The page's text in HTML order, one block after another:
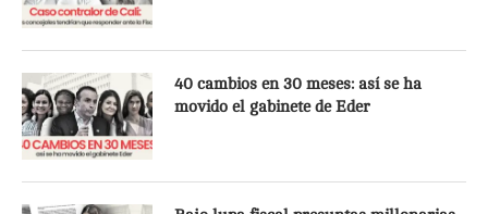
40 cambios en 30 meses: así se ha
movido el gabinete de Eder